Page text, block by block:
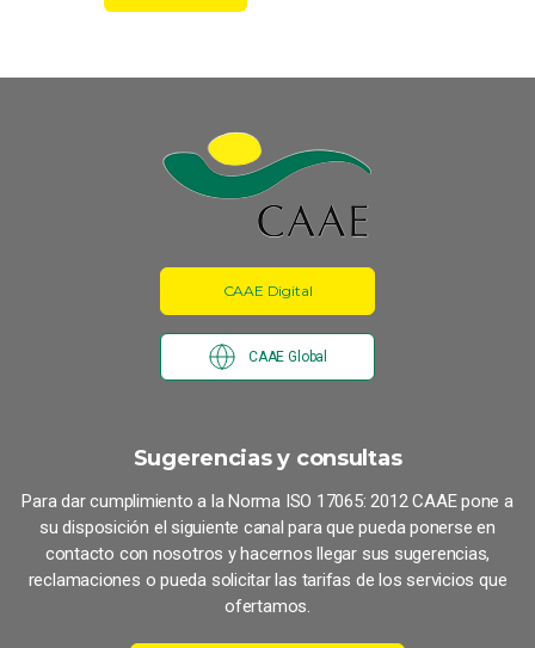
Sugerencias y consultas
Para dar cumplimiento a la Norma ISO 17065: 2012 CAAE pone a
su disposición el siguiente canal para que pueda ponerse en
contacto con nosotros y hacernos llegar sus sugerencias,
reclamaciones o pueda solicitar las tarifas de los servicios que
ofertamos.
CAAE Digital
CAAE Global